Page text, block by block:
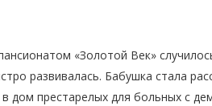
«Золотой Век»
развивалась. Бабушка стала
дом престарелых для больных с